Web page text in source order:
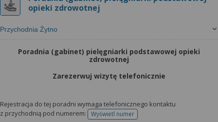
opieki zdrowotnej
Przychodnia Żytno
Poradnia (gabinet) pielęgniarki podstawowej opieki
zdrowotnej
Zarezerwuj wizytę telefonicznie
Rejestracja do tej poradni wymaga telefonicznego kontaktu
z przychodnią pod numerem:
Wyświetl numertelefonu do rejestracji